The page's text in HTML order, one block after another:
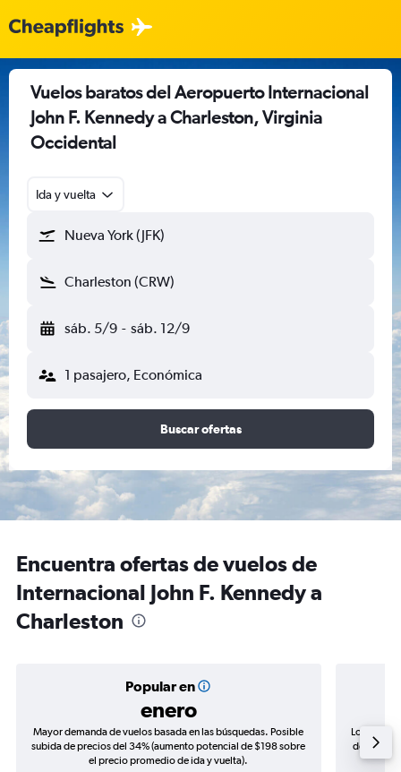
Vuelos baratos del Aeropuerto Internacional
John F. Kennedy a Charleston, Virginia
Occidental
Ida y vuelta
Nueva York (JFK)
Charleston (CRW)
sáb. 5/9 - sáb. 12/9
1 pasajero, Económica
Buscar ofertas
Encuentra ofertas de vuelos de
Internacional John F. Kennedy a
Charleston
Popular en
enero
Mayor demanda de vuelos basada en las búsquedas. Posible
subida de precios del 34% (aumento potencial de $198 sobre
el precio promedio de ida y vuelta).
Los
de